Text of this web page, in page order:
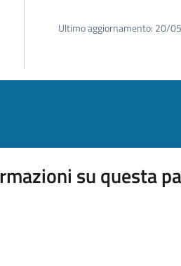
Ultimo aggiornamento: 20/
su questa